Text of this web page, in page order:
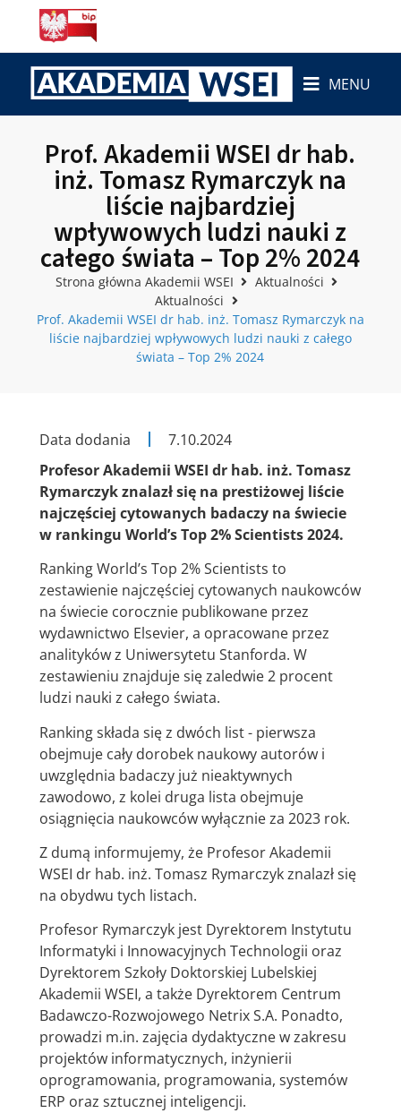
MENU
Prof. Akademii WSEI dr hab.
inż. Tomasz Rymarczyk na
liście najbardziej
wpływowych ludzi nauki z
całego świata – Top 2% 2024
Strona główna Akademii WSEI
Aktualności
Aktualności
Prof. Akademii WSEI dr hab. inż. Tomasz Rymarczyk na
liście najbardziej wpływowych ludzi nauki z całego
świata – Top 2% 2024
Data dodania
7.10.2024
Profesor Akademii WSEI dr hab. inż. Tomasz
Rymarczyk znalazł się na prestiżowej liście
najczęściej cytowanych badaczy na świecie
w rankingu World’s Top 2% Scientists 2024.
Ranking World’s Top 2% Scientists to
zestawienie najczęściej cytowanych naukowców
na świecie corocznie publikowane przez
wydawnictwo Elsevier, a opracowane przez
analityków z Uniwersytetu Stanforda. W
zestawieniu znajduje się zaledwie 2 procent
ludzi nauki z całego świata.
Ranking składa się z dwóch list - pierwsza
obejmuje cały dorobek naukowy autorów i
uwzględnia badaczy już nieaktywnych
zawodowo, z kolei druga lista obejmuje
osiągnięcia naukowców wyłącznie za 2023 rok.
Z dumą informujemy, że Profesor Akademii
WSEI dr hab. inż. Tomasz Rymarczyk znalazł się
na obydwu tych listach.
Profesor Rymarczyk jest Dyrektorem Instytutu
Informatyki i Innowacyjnych Technologii oraz
Dyrektorem Szkoły Doktorskiej Lubelskiej
Akademii WSEI, a także Dyrektorem Centrum
Badawczo-Rozwojowego Netrix S.A. Ponadto,
prowadzi m.in. zajęcia dydaktyczne w zakresu
projektów informatycznych, inżynierii
oprogramowania, programowania, systemów
ERP oraz sztucznej inteligencji.